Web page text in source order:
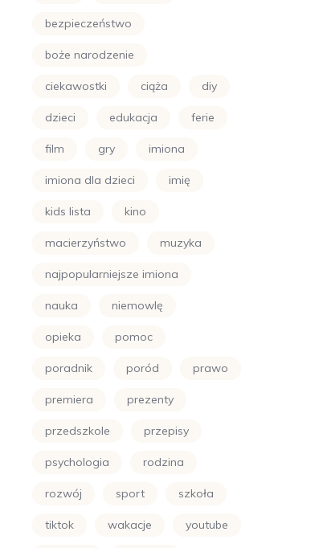
bezpieczeństwo
boże narodzenie
ciekawostki ciąża diy
dzieci edukacja ferie
film gry imiona
imiona dla dzieci imię
kids lista kino
macierzyństwo muzyka
najpopularniejsze imiona
nauka niemowlę
opieka pomoc
poradnik poród prawo
premiera prezenty
przedszkole przepisy
psychologia rodzina
rozwój sport szkoła
tiktok wakacje youtube